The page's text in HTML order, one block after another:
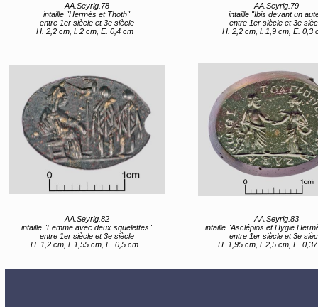
AA.Seyrig.78
intaille "Hermès et Thoth"
entre 1er siècle et 3e siècle
H. 2,2 cm, l. 2 cm, E. 0,4 cm
AA.Seyrig.79
intaille "Ibis devant un
entre 1er siècle et 3e
H. 2,2 cm, l. 1,9 cm, E. 0,3
AA.Seyrig.82
intaille "Femme avec deux squelettes"
entre 1er siècle et 3e siècle
H. 1,2 cm, l. 1,55 cm, E. 0,5 cm
AA.Seyrig.83
intaille "Asclépios et Hygie Hermès et Caelestis (Héra
entre 1er siècle et 3e
H. 1,95 cm, l. 2,5 cm, E.